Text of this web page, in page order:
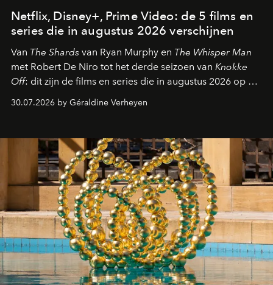
Netflix, Disney+, Prime Video: de 5 films en
series die in augustus 2026 verschijnen
Van The Shards van Ryan Murphy en The Whisper Man
met Robert De Niro tot het derde seizoen van Knokke
Off: dit zijn de films en series die in augustus 2026 op de
30.07.2026 by Géraldine Verheyen